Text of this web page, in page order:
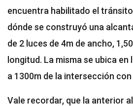
encuentra habilitado el
dónde se construyó una
de 2 luces de 4m de ancho,
longitud. La misma se ubica en
a 1300m de la intersección
Vale recordar, que la anterior